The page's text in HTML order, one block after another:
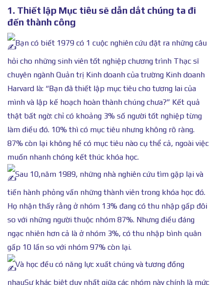
1. Thiết lập Mục tiêu sẽ dẫn dắt chúng ta đi
đến thành công
Bạn có biết 1979 có 1 cuộc nghiên cứu đặt ra những câu
hỏi cho những sinh viên tốt nghiệp chương trình Thạc sĩ
chuyên ngành Quản trị Kinh doanh của trường Kinh doanh
Harvard là: “Bạn đã thiết lập mục tiêu cho tương lai của
mình và lập kế hoạch hoàn thành chúng chưa?” Kết quả
thật bất ngờ: chỉ có khoảng 3% số người tốt nghiệp từng
làm điều đó. 10% thì có mục tiêu nhưng không rõ ràng.
87% còn lại không hề có mục tiêu nào cụ thể cả, ngoài việc
muốn nhanh chóng kết thúc khóa học.
Sau 10,năm 1989, những nhà nghiên cứu tìm gặp lại và
tiến hành phỏng vấn những thành viên trong khóa học đó.
Họ nhận thấy rằng ở nhóm 13% đang có thu nhập gấp đôi
so với những người thuộc nhóm 87%. Nhưng điều đáng
ngạc nhiên hơn cả là ở nhóm 3%, có thu nhập bình quân
gấp 10 lần so với nhóm 97% còn lại.
Và học đều có năng lực xuất chúng và tương đồng
nhauSự khác biệt duy nhất giữa các nhóm này chính là mức